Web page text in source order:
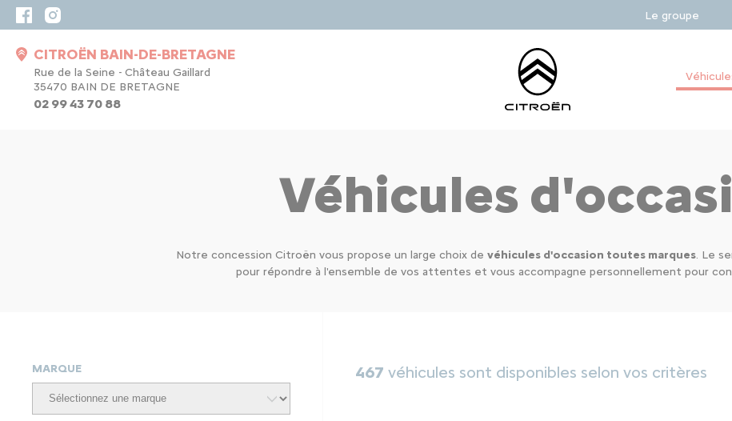
Le groupe
CITROËN BAIN-DE-BRETAGNE
Rue de la Seine - Château Gaillard
35470 BAIN DE BRETAGNE
02 99 43 70 88
Véhicules
Notre concession Citroën vous propose un large choix de véhicules d'occasion toutes marques. Le
pour répondre à l'ensemble de vos attentes et vous accompagne personnellement pour
MARQUE 467 véhicules sont disponibles selon vos critères